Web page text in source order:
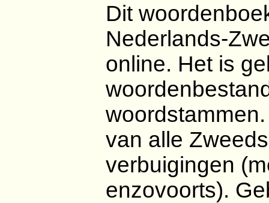
Dit
Nederlands-
online. Het is
van alle
verbuigingen
enzovoorts).